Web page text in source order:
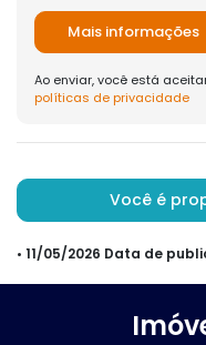
Mais informações
Ao enviar, você está
políticas de privacidade
Você é
• 11/05/2026 Data de